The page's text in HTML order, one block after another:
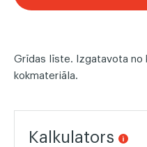
Grīdas līste. Izgatavota no
kokmateriāla.
Kalkulators